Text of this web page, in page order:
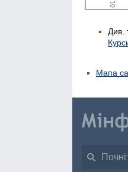
Див.
Мапа